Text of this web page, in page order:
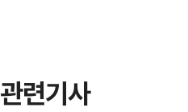
관련기사